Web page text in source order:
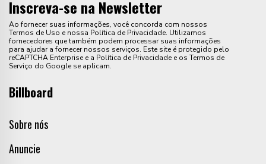
Inscreva-se na Newsletter
Ao fornecer suas informações, você concorda com nossos
Termos de Uso e nossa Política de Privacidade. Utilizamos
fornecedores que também podem processar suas informações
para ajudar a fornecer nossos serviços. Este site é protegido pelo
reCAPTCHA Enterprise e a Política de Privacidade e os Termos de
Serviço do Google se aplicam.
Billboard
Sobre nós
Anuncie